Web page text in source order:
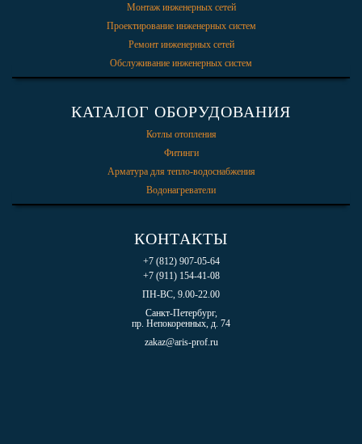
Монтаж инженерных сетей
Проектирование инженерных систем
Ремонт инженерных сетей
Обслуживание инженерных систем
КАТАЛОГ ОБОРУДОВАНИЯ
Котлы отопления
Фитинги
Арматура для тепло-водоснабжения
Водонагреватели
КОНТАКТЫ
+7 (812) 907-05-64
+7 (911) 154-41-08
ПН-ВС, 9.00-22.00
Санкт-Петербург,
пр. Непокоренных, д. 74
zakaz@aris-prof.ru